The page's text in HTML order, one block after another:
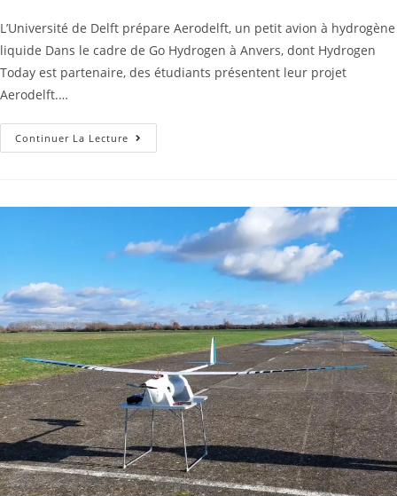
L’Université de Delft prépare Aerodelft, un petit avion à hydrogène
liquide Dans le cadre de Go Hydrogen à Anvers, dont Hydrogen
Today est partenaire, des étudiants présentent leur projet
Aerodelft.…
Continuer La Lecture